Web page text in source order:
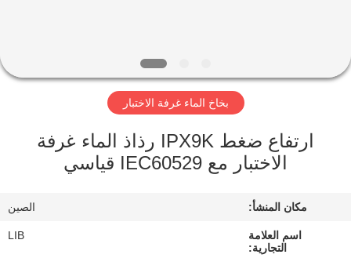
عنا
المعمل
مراقبة
الجودة
بخاخ الماء غرفة الاختبار
ارتفاع ضغط IPX9K رذاذ الماء غرفة
الاختبار مع IEC60529 قياسي
مكان المنشأ: الصين
اسم العلامة
التجارية:
LIB